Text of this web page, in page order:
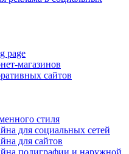
page
магазинов
сайтов
стиля
для социальных сетей
для сайтов
полиграфии и наружной